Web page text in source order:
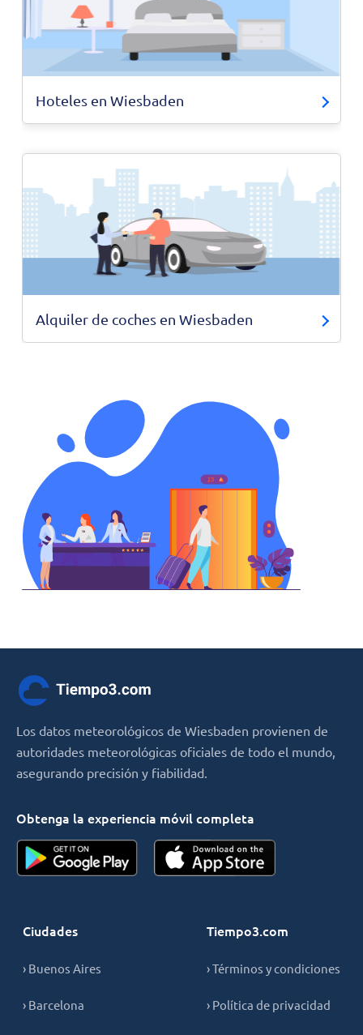
Hoteles en Wiesbaden
Alquiler de coches en Wiesbaden
Los datos meteorológicos de Wiesbaden provienen de
autoridades meteorológicas oficiales de todo el mundo,
asegurando precisión y fiabilidad.
Obtenga la experiencia móvil completa
Ciudades
› Buenos Aires
› Barcelona
Tiempo3.com
› Términos y condiciones
› Política de privacidad